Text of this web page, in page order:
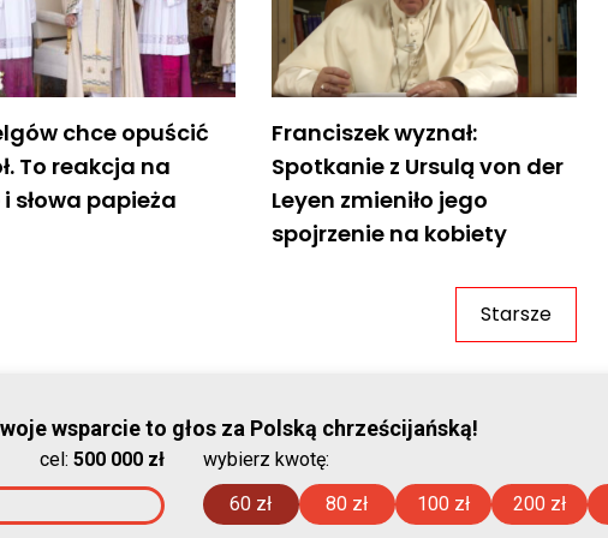
chce opuścić
To reakcja na
słowa papieża
Franciszek wyznał:
Spotkanie z Ursulą von der
Leyen zmieniło jego
spojrzenie na kobiety
Starsze
©
wsparcie to głos za Polską chrześcijańską!
cel: 500 000 zł
wybierz kwotę:
60 zł
80 zł 100 zł 200 zł